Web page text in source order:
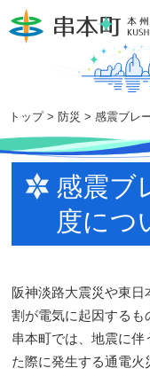
文
トップ> 防災 > 感震ブレ
感震ブ
度につ
阪神淡路大震災や東
割が電気に起因するも
串本町では、地震に
た際に発生する通電